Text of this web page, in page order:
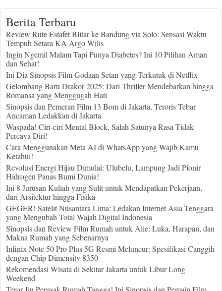
Berita Terbaru
Review Rute Estafet Blitar ke Bandung via Solo: Sensasi Waktu
Tempuh Setara KA Argo Wilis
Ingin Ngemil Malam Tapi Punya Diabetes? Ini 10 Pilihan Aman
dan Sehat!
Ini Dia Sinopsis Film Godaan Setan yang Terkutuk di Netflix
Gelombang Baru Drakor 2025: Dari Thriller Mendebarkan hingga
Romansa yang Menggugah Hati
Sinopsis dan Pemeran Film 13 Bom di Jakarta, Teroris Tebar
Ancaman Ledakkan di Jakarta
Waspada! Ciri-ciri Mental Block, Salah Satunya Rasa Tidak
Percaya Diri!
Cara Menggunakan Meta AI di WhatsApp yang Wajib Kamu
Ketahui!
Revolusi Energi Hijau Dimulai: Ulubelu, Lampung Jadi Pionir
Hidrogen Panas Bumi Dunia!
Ini 8 Jurusan Kuliah yang Sulit untuk Mendapatkan Pekerjaan,
dari Arsitektur hingga Fisika
GEGER! Satelit Nusantara Lima: Ledakan Internet Asia Tenggara
yang Mengubah Total Wajah Digital Indonesia
Sinopsis dan Review Film Rumah untuk Alie: Luka, Harapan, dan
Makna Rumah yang Sebenarnya
Infinix Note 50 Pro Plus 5G Resmi Meluncur: Spesifikasi Canggih
dengan Chip Dimensity 8350
Rekomendasi Wisata di Sekitar Jakarta untuk Libur Long
Weekend